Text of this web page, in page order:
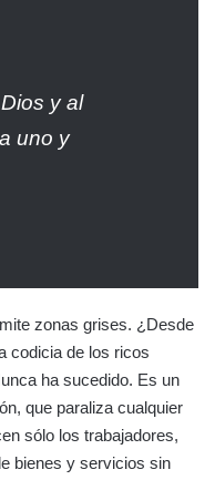
y al
uno y
zonas grises. ¿Desde
codicia de los ricos
ha sucedido. Es un
que paraliza cualquier
sólo los trabajadores,
bienes y servicios sin